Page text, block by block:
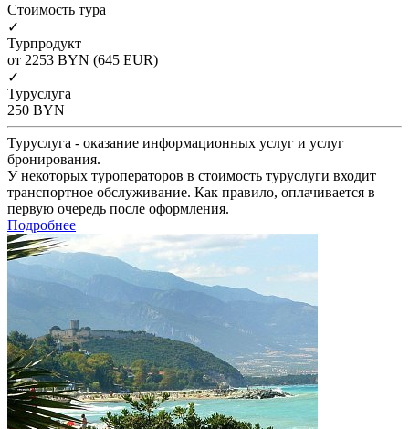
Cтоимость тура
✓
Турпродукт
от 2253 BYN (645 EUR)
✓
Туруслуга
250 BYN
Туруслуга - оказание информационных услуг и услуг
бронирования.
У некоторых туроператоров в стоимость туруслуги входит
транспортное обслуживание. Как правило, оплачивается в
первую очередь после оформления.
Подробнее